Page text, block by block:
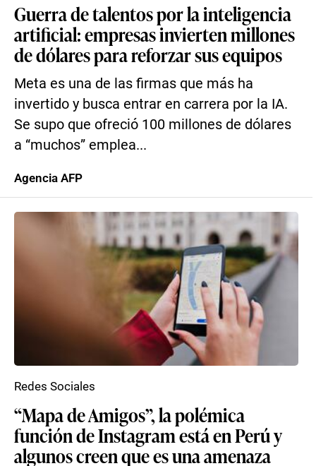
Guerra de talentos por la inteligencia
artificial: empresas invierten millones
de dólares para reforzar sus equipos
Meta es una de las firmas que más ha
invertido y busca entrar en carrera por la IA.
Se supo que ofreció 100 millones de dólares
a “muchos” emplea...
Agencia AFP
“Mapa de Amigos”, la polémica
función de Instagram está en Perú y
algunos creen que es una amenaza
Redes Sociales